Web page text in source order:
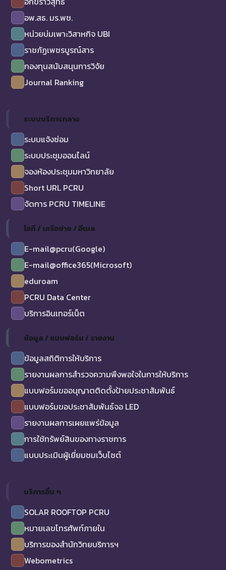
อพ.สธ. มร.พช.
หน่วยบ่มเพาะวิสาหกิจ UBI
ราชภัฏเพชรบูรณ์สาร
กองทุนสนับสนุนการวิจัย
Journal Ranking
ระบบบริการกลาง
ระบบแจ้งซ่อม
ระบบประชุมออนไลน์
จองห้องประชุมมหาวิทยาลัย
Short URL PCRU
จัดการ PCRU TIMELINE
ไอที / เครือข่าย / อีเมล
E-mail@pcru(Google)
E-mail@office365(Microsoft)
eduroam
PCRU Data Center
บริการอินเทอร์เน็ต
ข้อมูล / แบบฟอร์ม / รายงาน
ข้อมูลสถิติการให้บริการ
รายงานผลการสำรวจความพึงพอใจในการให้บริการ
แบบฟอร์มขออนุญาตติดตั้งป้ายประชาสัมพันธ์
แบบฟอร์มขอประชาสัมพันธ์จอ LED
รายงานผลการเผยแพร่ข้อมูล
การใช้ทรัพย์สินของทางราชการ
แบบประเมินผู้เยี่ยมชมเว็บไซต์
บริการอื่น ๆ
SOLAR ROOFTOP PCRU
หมายเลขโทรศัพท์ภายใน
บริการของสำนักวิทยบริการฯ
Webometrics